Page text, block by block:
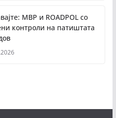
МВР и ROADPOL со
контроли на патиштата